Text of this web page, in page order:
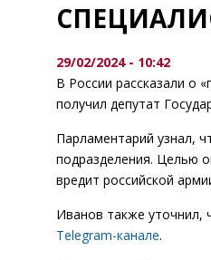
29/02/2024 - 10:42
В России рассказали о
получил депутат
Парламентарий узнал,
подразделения. Целью
вредит российской
Иванов также уточнил,
Telegram-канале.